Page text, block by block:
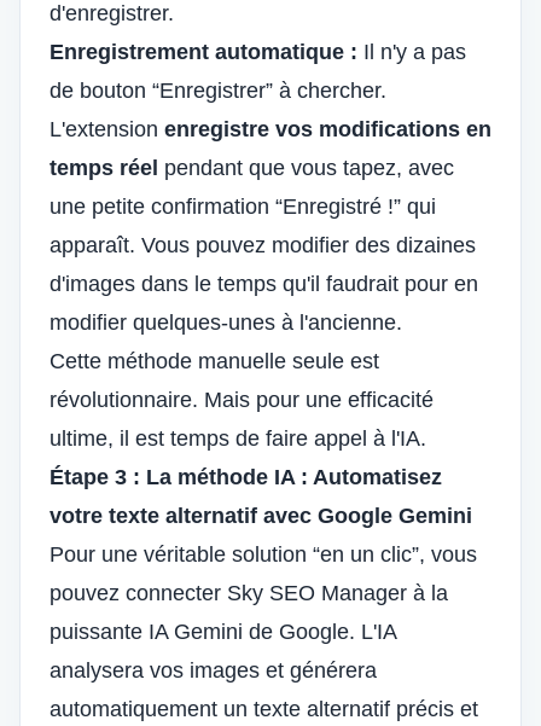
d'enregistrer.
Enregistrement automatique : Il n'y a pas
de bouton “Enregistrer” à chercher.
L'extension enregistre vos modifications en
temps réel pendant que vous tapez, avec
une petite confirmation “Enregistré !” qui
apparaît. Vous pouvez modifier des dizaines
d'images dans le temps qu'il faudrait pour en
modifier quelques-unes à l'ancienne.
Cette méthode manuelle seule est
révolutionnaire. Mais pour une efficacité
ultime, il est temps de faire appel à l'IA.
Étape 3 : La méthode IA : Automatisez
votre texte alternatif avec Google Gemini
Pour une véritable solution “en un clic”, vous
pouvez connecter Sky SEO Manager à la
puissante IA Gemini de Google. L'IA
analysera vos images et générera
automatiquement un texte alternatif précis et